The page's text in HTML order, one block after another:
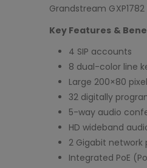
Grandstream
Key Features &
4 SIP accounts
8 dual-color line
Large 200×80
32 digitally
5-way audio
HD wideband
2 Gigabit network
Integrated PoE